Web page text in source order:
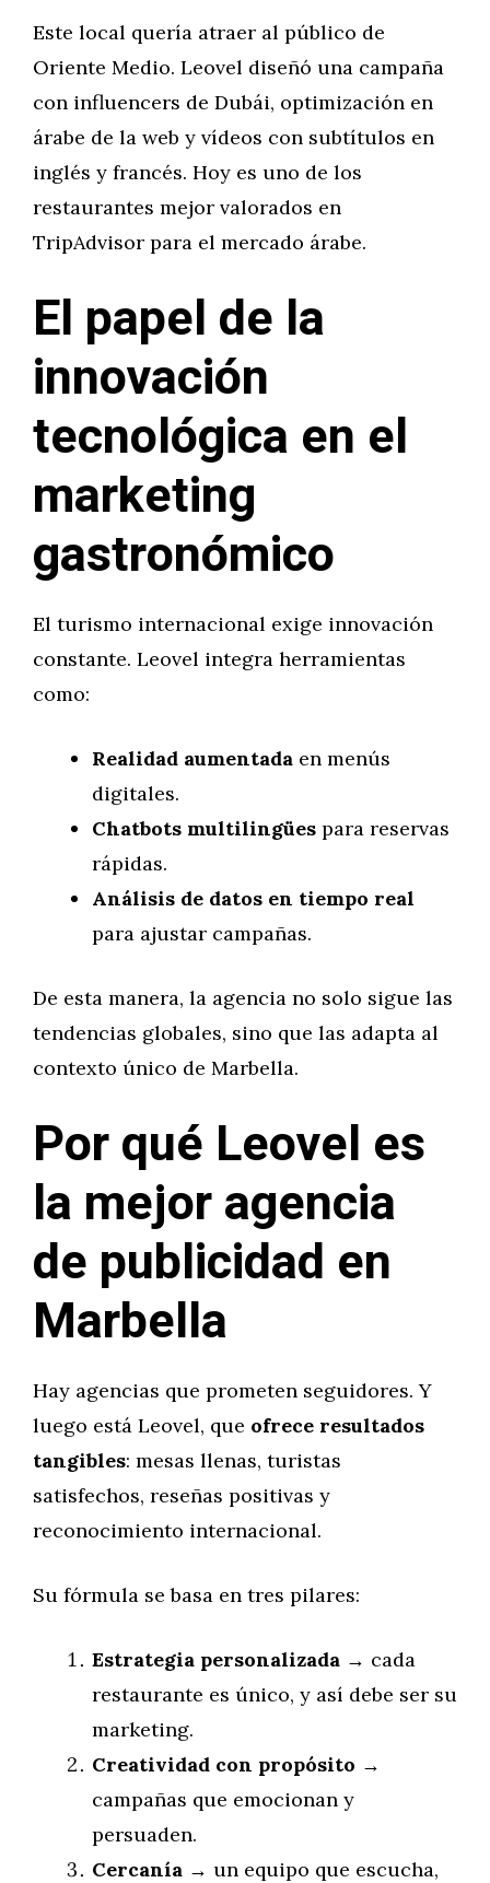
Este local quería atraer al público de
Oriente Medio. Leovel diseñó una campaña
con influencers de Dubái, optimización en
árabe de la web y vídeos con subtítulos en
inglés y francés. Hoy es uno de los
restaurantes mejor valorados en
TripAdvisor para el mercado árabe.
El papel de la
innovación
tecnológica en el
marketing
gastronómico
El turismo internacional exige innovación
constante. Leovel integra herramientas
como:
Realidad aumentada en menús
digitales.
Chatbots multilingües para reservas
rápidas.
Análisis de datos en tiempo real
para ajustar campañas.
De esta manera, la agencia no solo sigue las
tendencias globales, sino que las adapta al
contexto único de Marbella.
Por qué Leovel es
la mejor agencia
de publicidad en
Marbella
Hay agencias que prometen seguidores. Y
luego está Leovel, que ofrece resultados
tangibles: mesas llenas, turistas
satisfechos, reseñas positivas y
reconocimiento internacional.
Su fórmula se basa en tres pilares:
Estrategia personalizada → cada
restaurante es único, y así debe ser su
marketing.
Creatividad con propósito →
campañas que emocionan y
persuaden.
Cercanía → un equipo que escucha,